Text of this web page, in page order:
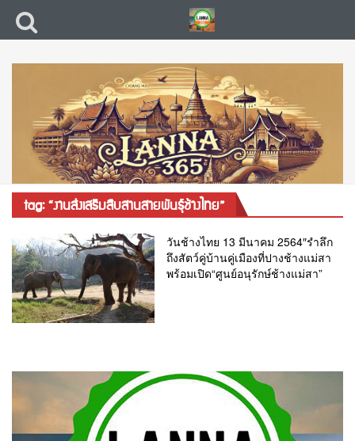
tag: “งานส่งเสริมสืบสานสายพันธุ์ช้างไทย”
วันช้างไทย 13 มีนาคม 2564″รำลึก
ถึงสัตว์คู่บ้านคู่เมืองที่ปางช้างแม่สา
พร้อมเปิด“ศูนย์อนุรักษ์ช้างแม่สา”